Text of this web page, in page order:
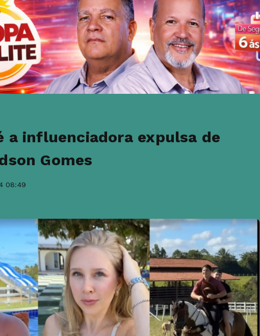
a influenciadora expulsa de
Gomes
08:49